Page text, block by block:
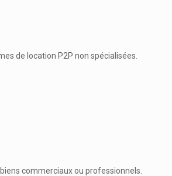
de location P2P non spécialisées.
commerciaux ou professionnels.